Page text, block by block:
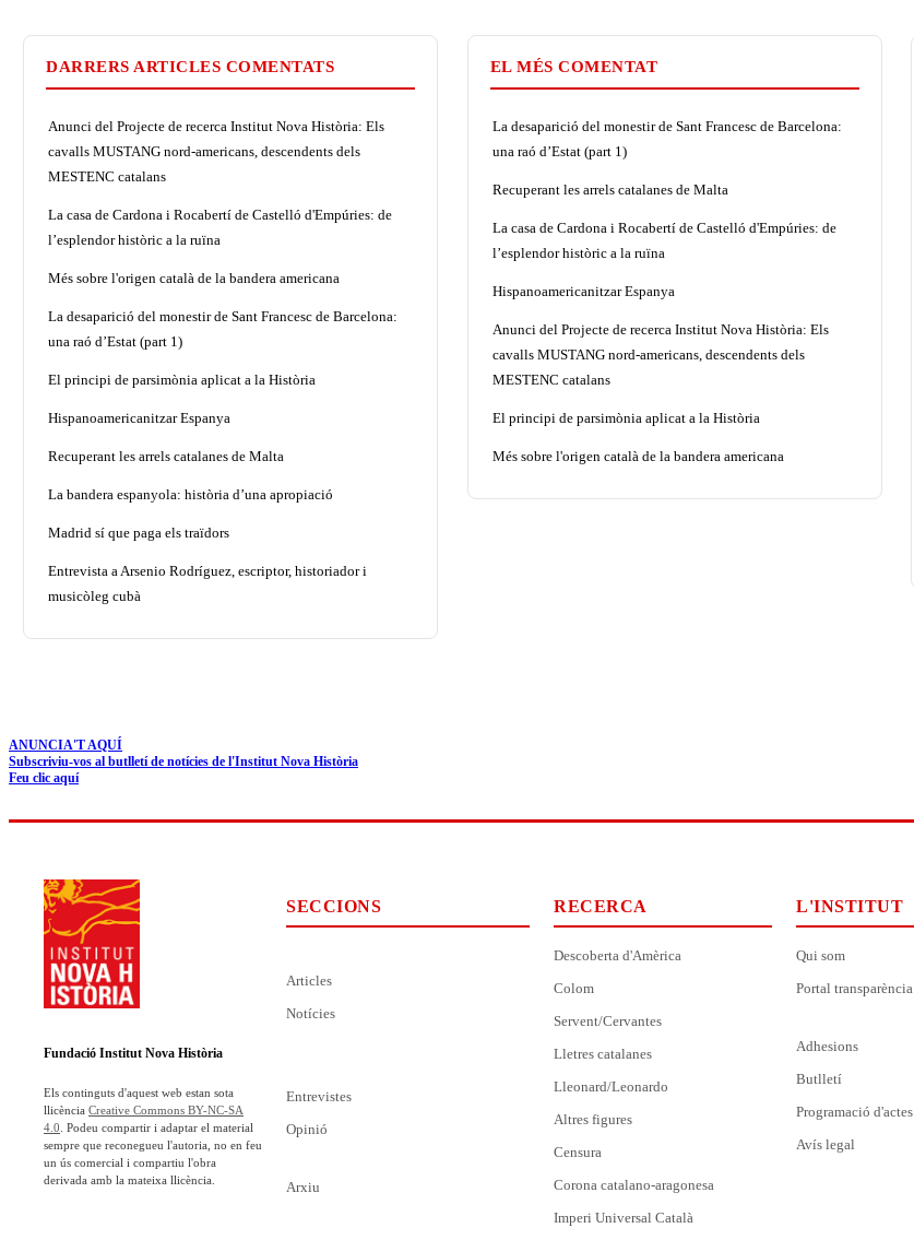
DARRERS ARTICLES COMENTATS
Anunci del Projecte de recerca Institut Nova Història: Els
cavalls MUSTANG nord-americans, descendents dels
MESTENC catalans
La casa de Cardona i Rocabertí de Castelló d'Empúries: de
l’esplendor històric a la ruïna
Més sobre l'origen català de la bandera americana
La desaparició del monestir de Sant Francesc de Barcelona:
una raó d’Estat (part 1)
El principi de parsimònia aplicat a la Història
Hispanoamericanitzar Espanya
Recuperant les arrels catalanes de Malta
La bandera espanyola: història d’una apropiació
Madrid sí que paga els traïdors
Entrevista a Arsenio Rodríguez, escriptor, historiador i
musicòleg cubà
EL MÉS COMENTAT
La desaparició del monestir de Sant Francesc de Barcelona:
una raó d’Estat (part 1)
Recuperant les arrels catalanes de Malta
La casa de Cardona i Rocabertí de Castelló d'Empúries: de
l’esplendor històric a la ruïna
Hispanoamericanitzar Espanya
Anunci del Projecte de recerca Institut Nova Història: Els
cavalls MUSTANG nord-americans, descendents dels
MESTENC catalans
El principi de parsimònia aplicat a la Història
Més sobre l'origen català de la bandera americana
ANUNCIA'T AQUÍ
Subscriviu-vos al butlletí de notícies de l'Institut Nova Història
Feu clic aquí
Fundació Institut Nova Història
Els continguts d'aquest web estan sota
llicència Creative Commons BY-NC-SA
4.0 . Podeu compartir i adaptar el material
sempre que reconegueu l'autoria, no en feu
un ús comercial i compartiu l'obra
derivada amb la mateixa llicència.
SECCIONS
Articles
Notícies
Entrevistes
Opinió
Arxiu
RECERCA
Descoberta d'Amèrica
Colom
Servent/Cervantes
Lletres catalanes
Lleonard/Leonardo
Altres figures
Censura
Corona catalano-aragonesa
Imperi Universal Català
L'INSTITUT
Qui som
Portal transparència
Adhesions
Butlletí
Programació d'actes
Avís legal